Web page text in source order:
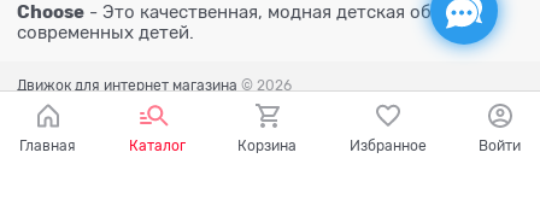
Choose - Это качественная, модная детская обувь для
современных детей.
Движок для интернет магазина © 2026
Главная Каталог Корзина Избранное Войти